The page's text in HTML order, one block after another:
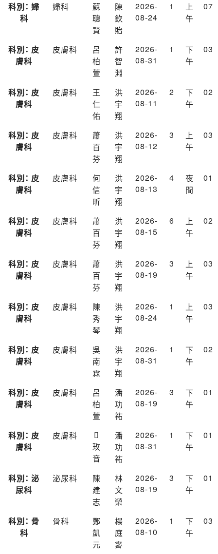
科別： 婦
科
婦科
蘇
聰
賢
陳
欽
貽
2026-
08-24
1
上
午
07
科別： 皮
膚科
皮膚科
呂
柏
萱
許
智
淵
2026-
08-31
1
下
午
03
科別： 皮
膚科
皮膚科
王
仁
佑
洪
宇
翔
2026-
08-11
2
下
午
02
科別： 皮
膚科
皮膚科
蕭
百
芬
洪
宇
翔
2026-
08-12
3
上
午
03
科別： 皮
膚科
皮膚科
何
信
昕
洪
宇
翔
2026-
08-13
4
夜
間
01
科別： 皮
膚科
皮膚科
蕭
百
芬
洪
宇
翔
2026-
08-15
6
上
午
02
科別： 皮
膚科
皮膚科
蕭
百
芬
洪
宇
翔
2026-
08-19
3
上
午
03
科別： 皮
膚科
皮膚科
陳
秀
琴
洪
宇
翔
2026-
08-24
1
上
午
03
科別： 皮
膚科
皮膚科
吳
南
霖
洪
宇
翔
2026-
08-31
1
下
午
02
科別： 皮
膚科
皮膚科
呂
柏
萱
潘
功
祐
2026-
08-19
3
下
午
01
科別： 皮
膚科
皮膚科

玫
音
潘
功
祐
2026-
08-31
1
下
午
01
科別： 泌
尿科
泌尿科
陳
建
志
林
文
榮
2026-
08-19
3
下
午
01
科別： 骨
科
骨科
鄭
凱
元
楊
庭
霽
2026-
08-10
1
下
午
03